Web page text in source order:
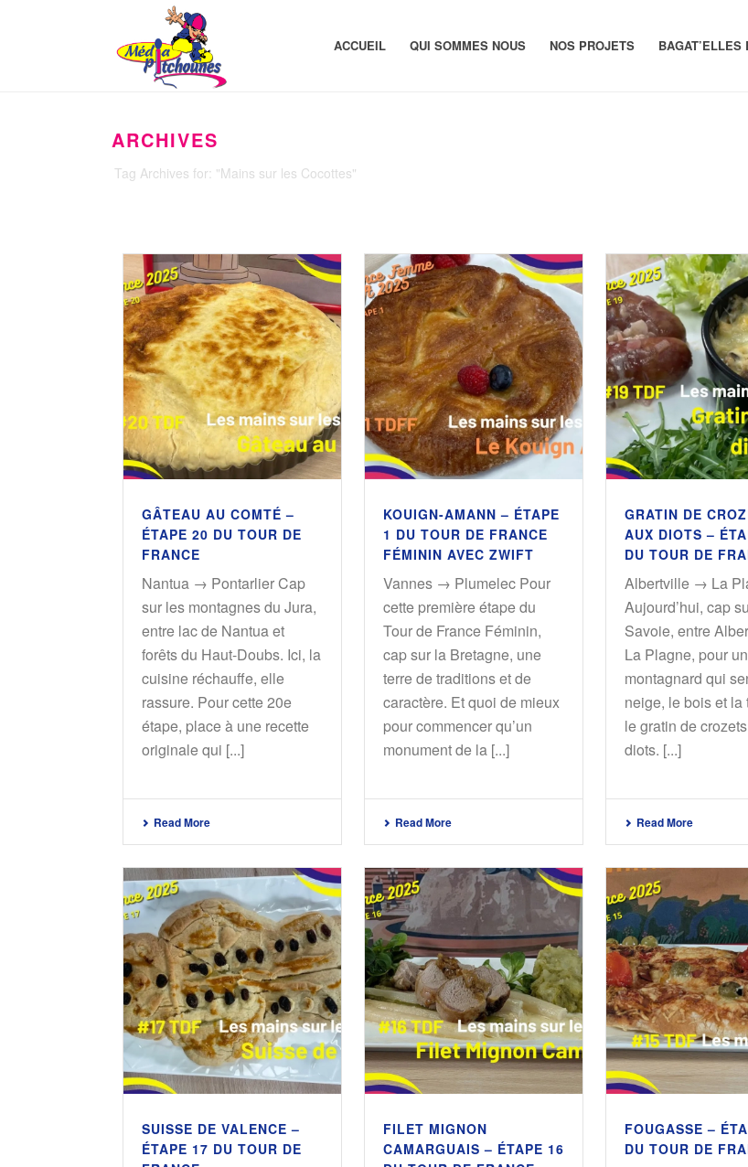
ACCUEIL QUI SOMMES NOUS NOS PROJETS BAGAT’ELLES
ARCHIVES
Tag Archives for: "Mains sur les Cocottes"
GÂTEAU AU COMTÉ –
ÉTAPE 20 DU TOUR DE
FRANCE
Nantua → Pontarlier Cap
sur les montagnes du Jura,
entre lac de Nantua et
forêts du Haut-Doubs. Ici, la
cuisine réchauffe, elle
rassure. Pour cette 20e
étape, place à une recette
originale qui [...]
Read More
KOUIGN-AMANN – ÉTAPE
1 DU TOUR DE FRANCE
FÉMININ AVEC ZWIFT
Vannes → Plumelec Pour
cette première étape du
Tour de France Féminin,
cap sur la Bretagne, une
terre de traditions et de
caractère. Et quoi de mieux
pour commencer qu’un
monument de la [...]
Read More
GRATIN DE
AUX DIOTS –
DU TOUR DE
Albertville → La
Aujourd’hui, cap
Savoie, entre
La Plagne, pour
montagnard qui
neige, le bois et la
le gratin de
diots. [...]
Read More
SUISSE DE VALENCE –
ÉTAPE 17 DU TOUR DE
FILET MIGNON
CAMARGUAIS – ÉTAPE 16
FOUGASSE –
DU TOUR DE